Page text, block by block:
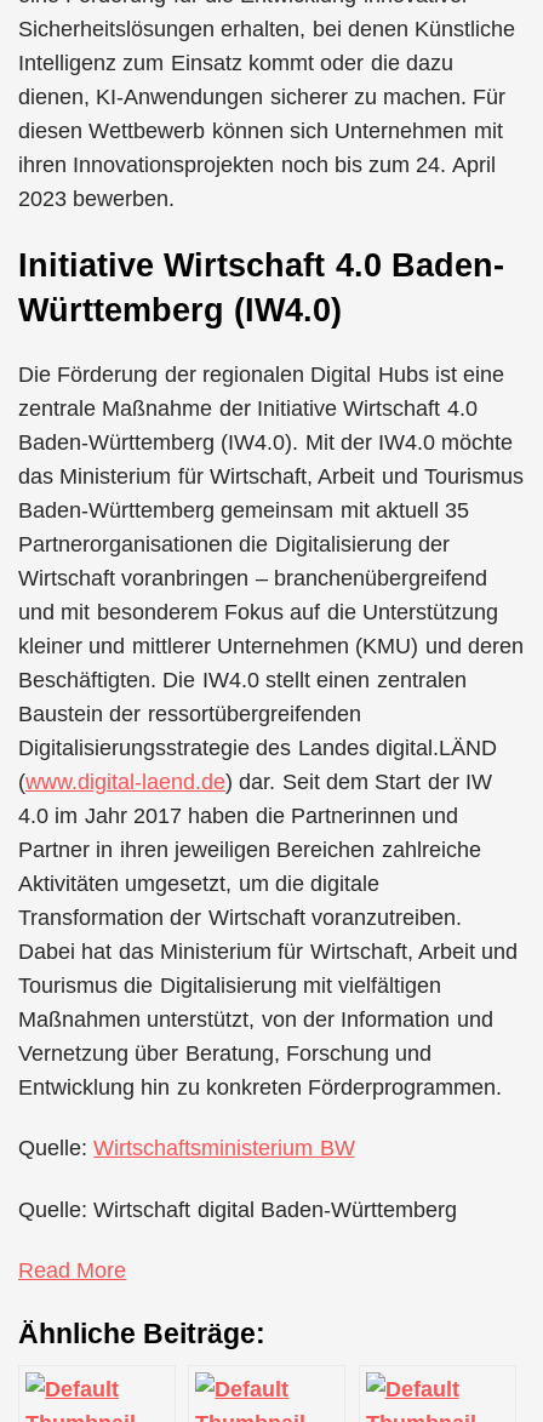
Sicherheitslösungen erhalten, bei denen Künstliche
Intelligenz zum Einsatz kommt oder die dazu
dienen, KI-Anwendungen sicherer zu machen. Für
diesen Wettbewerb können sich Unternehmen mit
ihren Innovationsprojekten noch bis zum 24. April
2023 bewerben.
Initiative Wirtschaft 4.0 Baden-
Württemberg (IW4.0)
Die Förderung der regionalen Digital Hubs ist eine
zentrale Maßnahme der Initiative Wirtschaft 4.0
Baden-Württemberg (IW4.0). Mit der IW4.0 möchte
das Ministerium für Wirtschaft, Arbeit und Tourismus
Baden-Württemberg gemeinsam mit aktuell 35
Partnerorganisationen die Digitalisierung der
Wirtschaft voranbringen – branchenübergreifend
und mit besonderem Fokus auf die Unterstützung
kleiner und mittlerer Unternehmen (KMU) und deren
Beschäftigten. Die IW4.0 stellt einen zentralen
Baustein der ressortübergreifenden
Digitalisierungsstrategie des Landes digital.LÄND
(www.digital-laend.de) dar. Seit dem Start der IW
4.0 im Jahr 2017 haben die Partnerinnen und
Partner in ihren jeweiligen Bereichen zahlreiche
Aktivitäten umgesetzt, um die digitale
Transformation der Wirtschaft voranzutreiben.
Dabei hat das Ministerium für Wirtschaft, Arbeit und
Tourismus die Digitalisierung mit vielfältigen
Maßnahmen unterstützt, von der Information und
Vernetzung über Beratung, Forschung und
Entwicklung hin zu konkreten Förderprogrammen.
Quelle:Wirtschaftsministerium BW
Quelle: Wirtschaft digital Baden-Württemberg
Read More
Ähnliche Beiträge: